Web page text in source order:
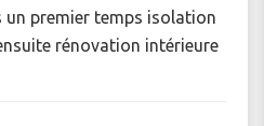
un premier temps isolation
rénovation intérieure